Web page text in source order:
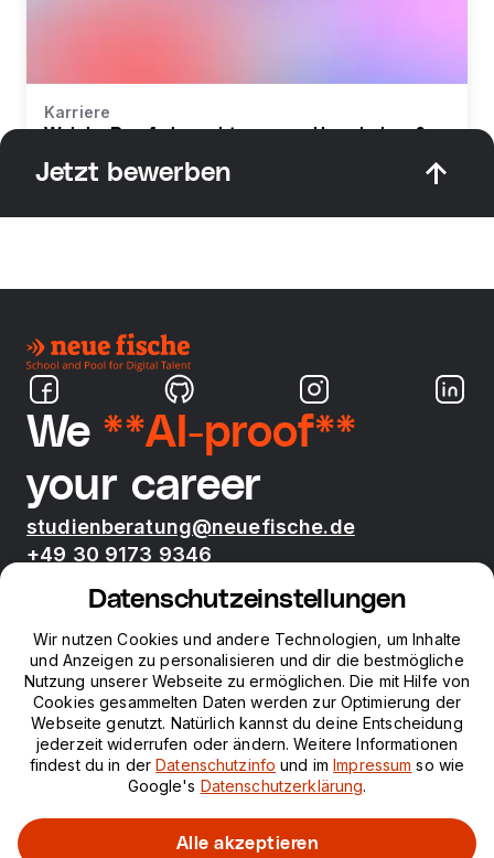
Karriere
Welche Berufe braucht man zur Umschulung?
Jetzt bewerben
We **AI-proof**
your career
studienberatung@neuefische.de
+49 30 9173 9346
neue fische
Ressourcen
Kurse
Datenschutzeinstellungen
Wir nutzen Cookies und andere Technologien, um Inhalte
und Anzeigen zu personalisieren und dir die bestmögliche
Nutzung unserer Webseite zu ermöglichen. Die mit Hilfe von
Cookies gesammelten Daten werden zur Optimierung der
Webseite genutzt. Natürlich kannst du deine Entscheidung
jederzeit widerrufen oder ändern. Weitere Informationen
findest du in derDatenschutzinfo und imImpressum so wie
Google's Datenschutzerklärung.
Alle akzeptieren